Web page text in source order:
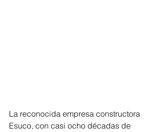
La reconocida empresa constructora
Esuco, con casi ocho décadas de